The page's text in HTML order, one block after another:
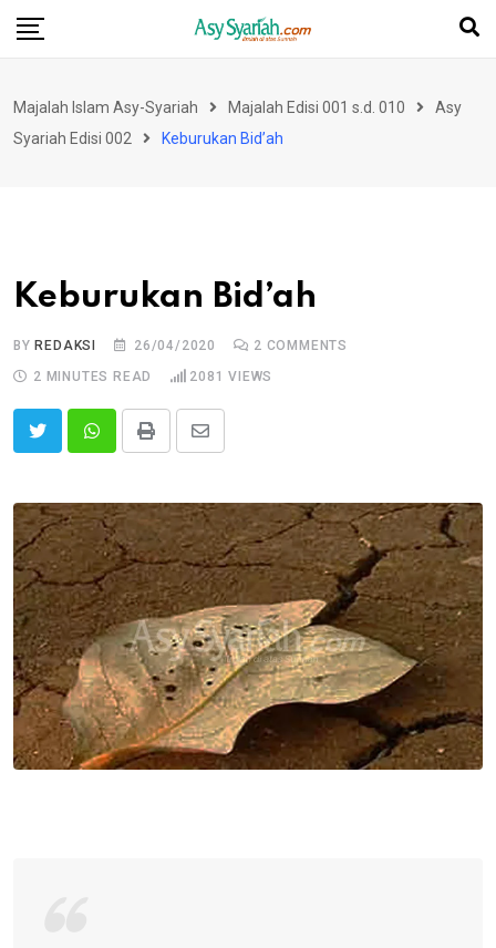
Skip
Majalah Islam Asy-Syariah Majalah Edisi 001 s.d. 010
Asy
Syariah Edisi 002
Keburukan Bid’ah
Keburukan Bid’ah
BYREDAKSI 26/04/2020 2 COMMENTS
2 MINUTES READ
2081 VIEWS
Print
Share
Email